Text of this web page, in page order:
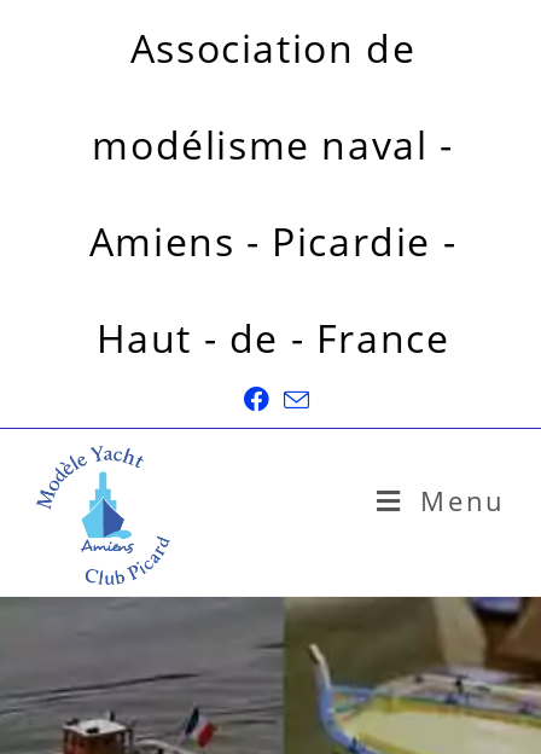
Association de
modélisme naval -
Amiens - Picardie -
Haut - de - France
Menu